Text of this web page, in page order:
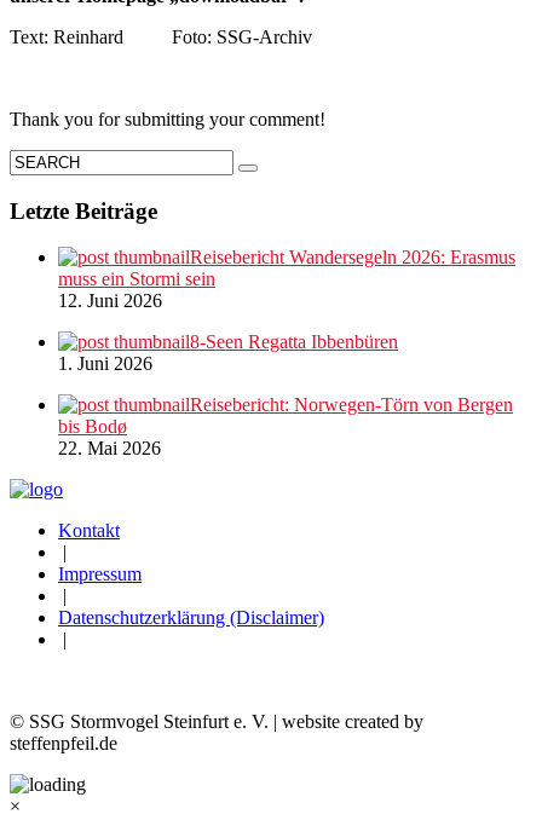
Text: Reinhard Foto: SSG-Archiv
Thank you for submitting your comment!
Letzte Beiträge
Reisebericht Wandersegeln 2026: Erasmus
muss ein Stormi sein
12. Juni 2026
8-Seen Regatta Ibbenbüren
1. Juni 2026
Reisebericht: Norwegen-Törn von Bergen
bis Bodø
22. Mai 2026
Kontakt
|
Impressum
|
Datenschutzerklärung (Disclaimer)
|
© SSG Stormvogel Steinfurt e. V. | website created by
steffenpfeil.de
×